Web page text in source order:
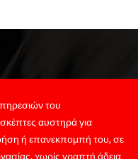
του
αυστηρά για
ή επανεκπομπή του, σε
χωρίς γραπτή άδεια